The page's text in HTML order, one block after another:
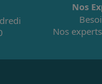
Nos
Nos